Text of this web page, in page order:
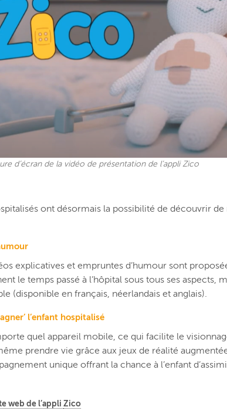
d’écran de la vidéo de présentation de l’appli Zico
ont désormais la possibilité de découvrir
explicatives et empruntes d’humour sont
le temps passé à l’hôpital sous tous ses aspects,
(disponible en français, néerlandais et anglais).
l’enfant hospitalisé
quel appareil mobile, ce qui facilite le
prendre vie grâce aux jeux de réalité
unique offrant la chance à l’enfant
web de l’appli Zico